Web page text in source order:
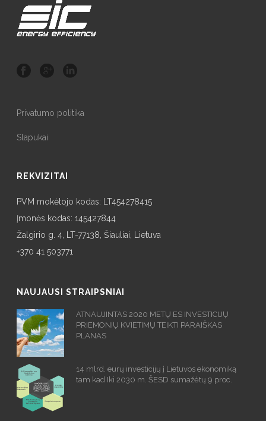
Privatumo politika
Slapukai
REKVIZITAI
PVM mokėtojo kodas: LT454278415
Įmonės kodas: 145427844
Žalgirio g. 4, LT-77138, Šiauliai, Lietuva
+370 41 503771
NAUJAUSI STRAIPSNIAI
ATNAUJINTAS 2020 METŲ ES INVESTICIJŲ
PRIEMONIŲ KVIETIMŲ TEIKTI PARAIŠKAS
PLANAS
14 mlrd. eurų investicijų į Lietuvos ekonomiką
tam kad Iki 2030 m. ŠESD sumažėtų 9 proc.